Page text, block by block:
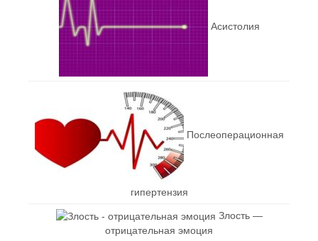
Асистолия
Послеоперационная
гипертензия
Злость —
отрицательная эмоция